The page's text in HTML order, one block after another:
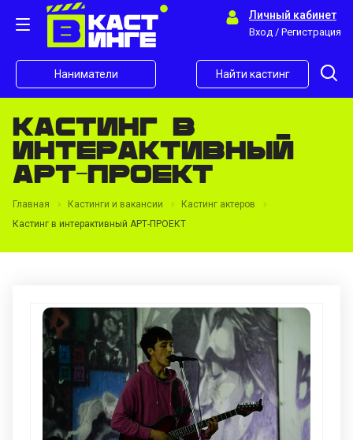
Личный кабинет
Вход / Регистрация
Наниматели Найти кастинг
Кастинг в
интерактивный
АРТ-ПРОЕКТ
Главная Кастинги и вакансии
Кастинг актеров
Кастинг в интерактивный АРТ-ПРОЕКТ